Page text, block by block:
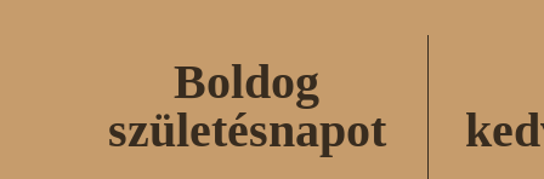
Boldog
születésnapot